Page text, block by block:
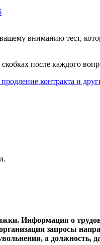
вниманию тест,
после каждого
контракта и
Информация о
запросы
а должность,